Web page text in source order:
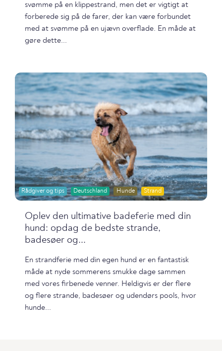
svømme på en klippestrand, men det er vigtigt at
forberede sig på de farer, der kan være forbundet
med at svømme på en ujævn overflade. En måde at
gøre dette...
Rådgiver og tips Deutschland Hunde Strand
Oplev den ultimative badeferie med din
hund: opdag de bedste strande,
badesøer og...
En strandferie med din egen hund er en fantastisk
måde at nyde sommerens smukke dage sammen
med vores firbenede venner. Heldigvis er der flere
og flere strande, badesøer og udendørs pools, hvor
hunde...